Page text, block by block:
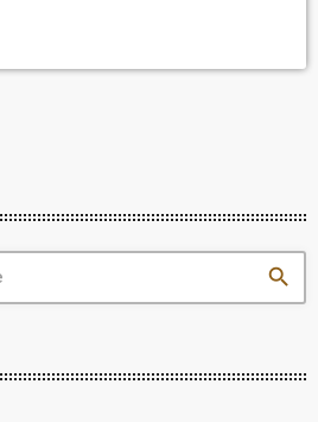
que pretende reducir los
search